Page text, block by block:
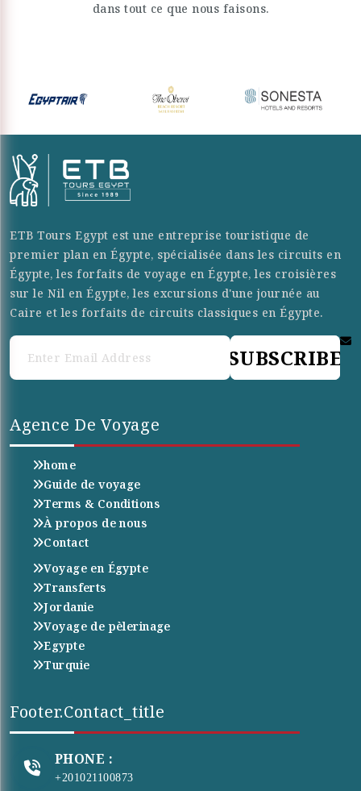
dans tout ce que nous faisons.
ETB Tours Egypt est une entreprise touristique de
premier plan en Égypte, spécialisée dans les circuits en
Égypte, les forfaits de voyage en Égypte, les croisières
sur le Nil en Égypte, les excursions d'une journée au
Caire et les forfaits de circuits classiques en Égypte.
SUBSCRIBE
Agence De Voyage
home
Guide de voyage
Terms & Conditions
À propos de nous
Contact
Voyage en Égypte
Transferts
Jordanie
Voyage de pèlerinage
Egypte
Turquie
Footer.contact_title
PHONE :
+201021100873